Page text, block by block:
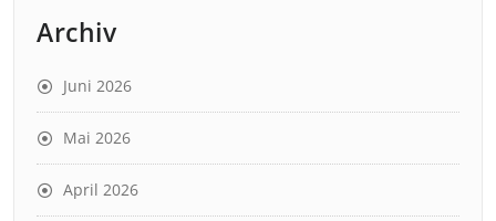
Archiv
Juni 2026
Mai 2026
April 2026